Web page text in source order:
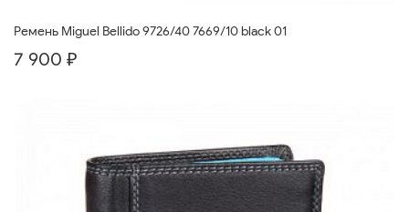
Ремень Miguel Bellido 9726/40 7669/10 black 01
7 900 ₽